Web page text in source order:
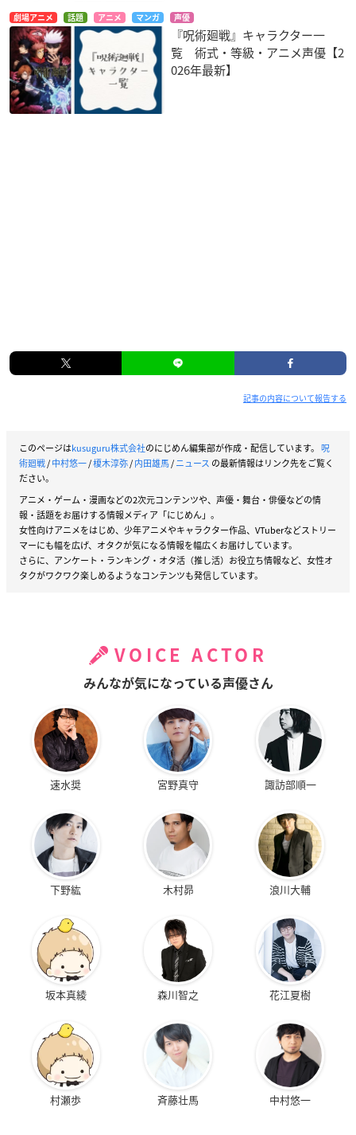
劇場アニメ 話題 アニメ マンガ 声優
『呪術廻戦』キャラクター一
覧 術式・等級・アニメ声優【2
026年最新】
記事の内容について報告する
このページはkusuguru株式会社のにじめん編集部が作成・配信しています。 呪
術廻戦/中村悠一/榎木淳弥/内田雄馬/ニュース の最新情報はリンク先をご覧く
ださい。
アニメ・ゲーム・漫画などの2次元コンテンツや、声優・舞台・俳優などの情
報・話題をお届けする情報メディア「にじめん」。
女性向けアニメをはじめ、少年アニメやキャラクター作品、VTuberなどストリー
マーにも幅を広げ、オタクが気になる情報を幅広くお届けしています。
さらに、アンケート・ランキング・オタ活（推し活）お役立ち情報など、女性オ
タクがワクワク楽しめるようなコンテンツも発信しています。
VOICE ACTOR
みんなが気になっている声優さん
速水奨 宮野真守 諏訪部順一
下野紘 木村昴 浪川大輔
坂本真綾 森川智之 花江夏樹
村瀬歩 斉藤壮馬 中村悠一